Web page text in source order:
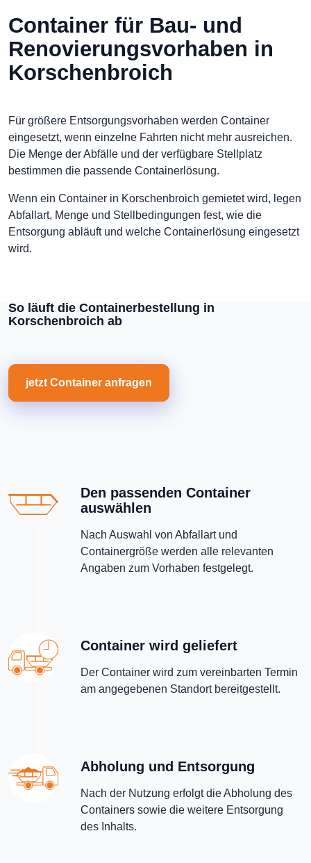
Container für Bau- und
Renovierungsvorhaben in
Korschenbroich
Für größere Entsorgungsvorhaben werden Container
eingesetzt, wenn einzelne Fahrten nicht mehr ausreichen.
Die Menge der Abfälle und der verfügbare Stellplatz
bestimmen die passende Containerlösung.
Wenn ein Container in Korschenbroich gemietet wird, legen
Abfallart, Menge und Stellbedingungen fest, wie die
Entsorgung abläuft und welche Containerlösung eingesetzt
wird.
So läuft die Containerbestellung in
Korschenbroich ab
jetzt Container anfragen
Den passenden Container
auswählen
Nach Auswahl von Abfallart und
Containergröße werden alle relevanten
Angaben zum Vorhaben festgelegt.
Container wird geliefert
Der Container wird zum vereinbarten Termin
am angegebenen Standort bereitgestellt.
Abholung und Entsorgung
Nach der Nutzung erfolgt die Abholung des
Containers sowie die weitere Entsorgung
des Inhalts.